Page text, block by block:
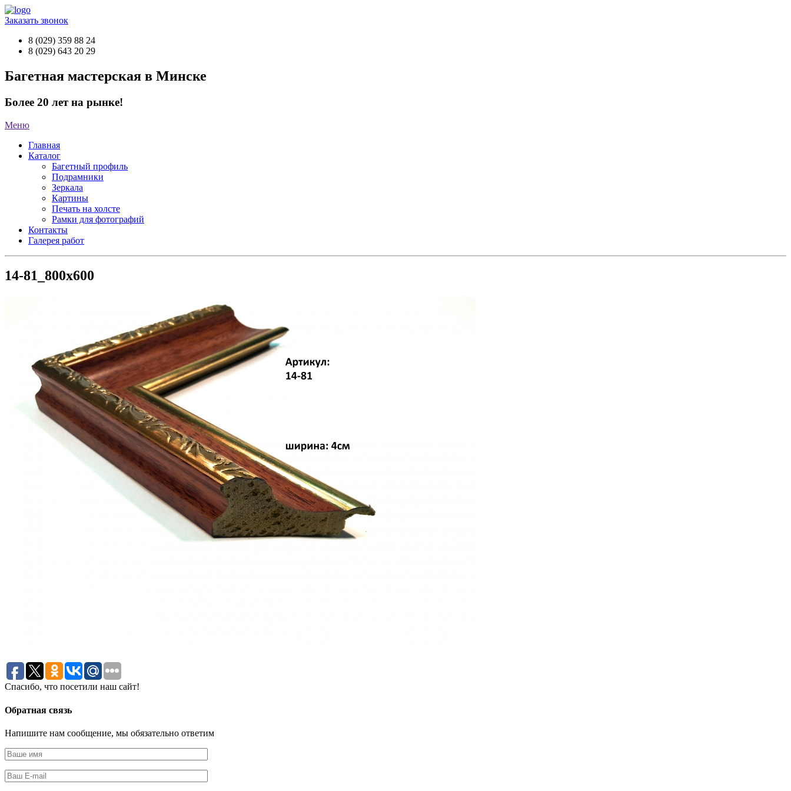
Заказать звонок
8 (029) 359 88 24
8 (029) 643 20 29
Багетная мастерская в Минске
Более 20 лет на рынке!
Меню
Главная
Каталог
Багетный профиль
Подрамники
Зеркала
Картины
Печать на холсте
Рамки для фотографий
Контакты
Галерея работ
14-81_800x600
Спасибо, что посетили наш сайт!
Обратная связь
Напишите нам сообщение, мы обязательно ответим